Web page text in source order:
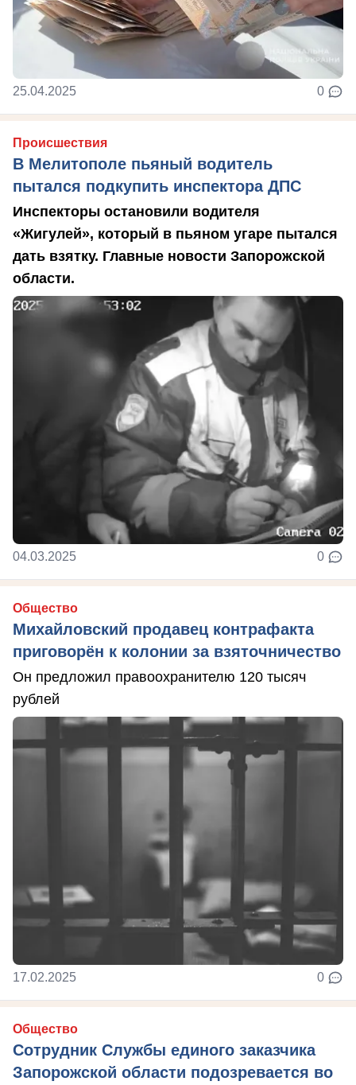
25.04.2025 0
Происшествия
В Мелитополе пьяный водитель
пытался подкупить инспектора ДПС
Инспекторы остановили водителя
«Жигулей», который в пьяном угаре пытался
дать взятку. Главные новости Запорожской
области.
04.03.2025 0
Общество
Михайловский продавец контрафакта
приговорён к колонии за взяточничество
Он предложил правоохранителю 120 тысяч
рублей
17.02.2025 0
Общество
Сотрудник Службы единого заказчика
Запорожской области подозревается во